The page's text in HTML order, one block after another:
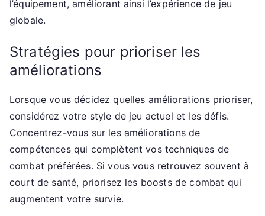
l’équipement, améliorant ainsi l’expérience de jeu
globale.
Stratégies pour prioriser les
améliorations
Lorsque vous décidez quelles améliorations prioriser,
considérez votre style de jeu actuel et les défis.
Concentrez-vous sur les améliorations de
compétences qui complètent vos techniques de
combat préférées. Si vous vous retrouvez souvent à
court de santé, priorisez les boosts de combat qui
augmentent votre survie.